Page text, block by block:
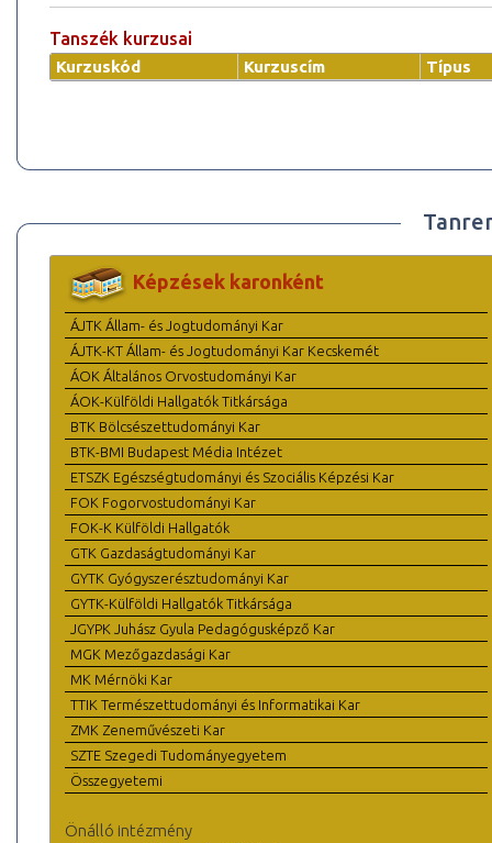
Tanszék kurzusai
Kurzuskód Kurzuscím Típus
Képzések karonként
ÁJTK Állam- és Jogtudományi Kar
ÁJTK-KT Állam- és Jogtudományi Kar Kecskemét
ÁOK Általános Orvostudományi Kar
ÁOK-Külföldi Hallgatók Titkársága
BTK Bölcsészettudományi Kar
BTK-BMI Budapest Média Intézet
ETSZK Egészségtudományi és Szociális Képzési Kar
FOK Fogorvostudományi Kar
FOK-K Külföldi Hallgatók
GTK Gazdaságtudományi Kar
GYTK Gyógyszerésztudományi Kar
GYTK-Külföldi Hallgatók Titkársága
JGYPK Juhász Gyula Pedagógusképző Kar
MGK Mezőgazdasági Kar
MK Mérnöki Kar
TTIK Természettudományi és Informatikai Kar
ZMK Zeneművészeti Kar
SZTE Szegedi Tudományegyetem
Összegyetemi
Önálló intézmény